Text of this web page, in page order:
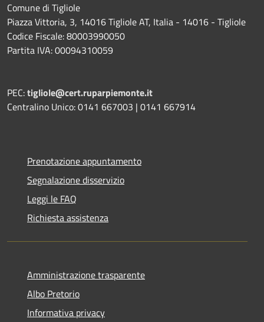
Comune di Tigliole
Piazza Vittoria, 3, 14016 Tigliole AT, Italia - 14016 - Tigliole
Codice Fiscale: 80003990050
Partita IVA: 00094310059
PEC:tigliole@cert.ruparpiemonte.it
Centralino Unico: 0141 667003 | 0141 667914
Prenotazione appuntamento
Segnalazione disservizio
Leggi le FAQ
Richiesta assistenza
Amministrazione trasparente
Albo Pretorio
Informativa privacy